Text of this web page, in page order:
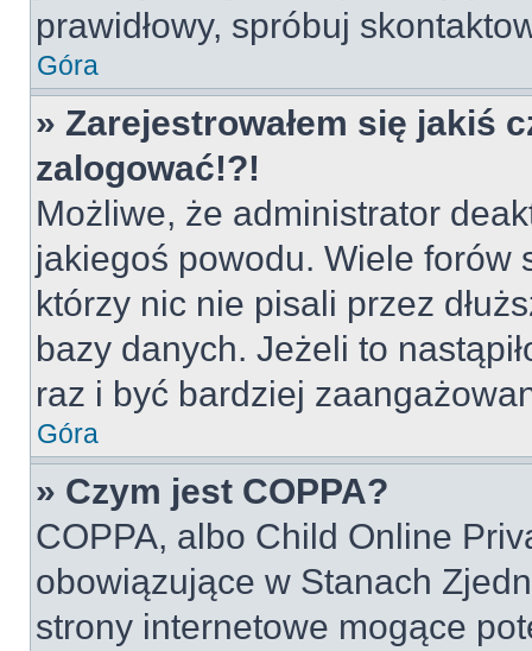
prawidłowy, spróbuj
Góra
» Zarejestrowałem się jakiś
zalogować!?!
Możliwe, że administrator
jakiegoś powodu. Wiele forów
którzy nic nie pisali przez
bazy danych. Jeżeli to
raz i być bardziej
Góra
» Czym jest COPPA?
COPPA, albo Child Online
obowiązujące w Stanach
strony internetowe mogące